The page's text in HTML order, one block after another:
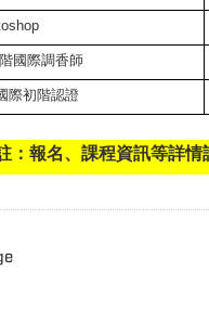
國際調香師
際初階認證
：報名、課程資訊等詳情